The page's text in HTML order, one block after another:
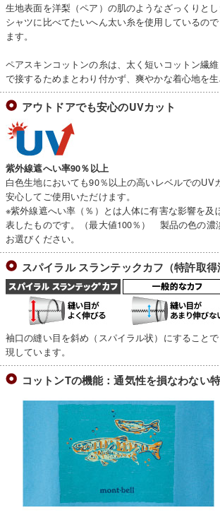
生地表面を洋梨（ペア）の肌のようなざっくりと
シャツに比べてたいへん太い糸を使用しているの
ます。
ペアスキンコットンの糸は、太く短いコットン繊
で接するためまとわり付かず、爽やかな着心地を生
アウトドアでも安心のUVカット
紫外線遮へい率90％以上
白色生地においても90％以上の高いレベルでの
安心してご使用いただけます。
※紫外線遮へい率（％）とは人体に有害な影響を
表したものです。（最大値100％） 製品の色の濃
お選びください。
スパイラル スランテックカフ（特許取得
袖口の縫い目を斜め（スパイラル状）にすること
現しています。
コットンTの機能：通気性を損なわない